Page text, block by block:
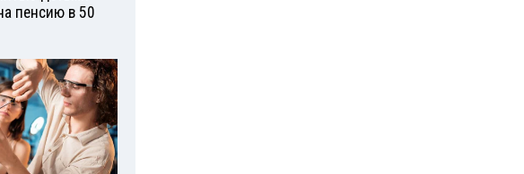
пенсию в 50